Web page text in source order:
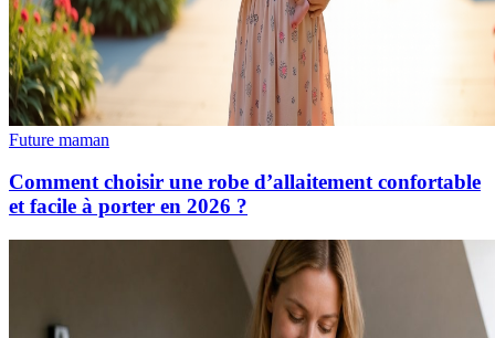
Future maman
Comment choisir une robe d’allaitement confortable
et facile à porter en 2026 ?